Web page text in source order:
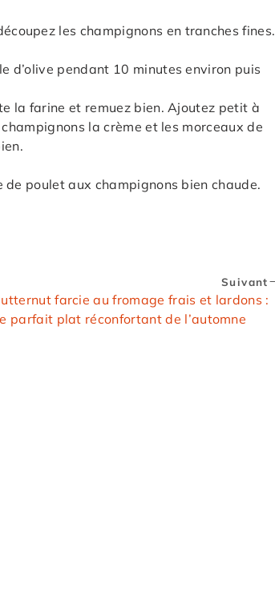
les champignons en tranches fines.
d’olive pendant 10 minutes environ puis
la farine et remuez bien. Ajoutez petit à
la crème et les morceaux de
poulet aux champignons bien chaude.
Suivant
farcie au fromage frais et lardons :
parfait plat réconfortant de l’automne